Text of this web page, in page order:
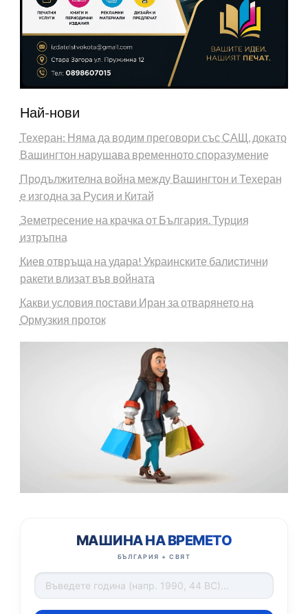
Най-нови
Техеран: Няма да водим преговори със САЩ, докато
Вашингтон нарушава временното споразумение
Продължителна война между Вашингтон и Техеран
е изгодна за Русия и Китай
Земетресение на крачка от България. Турция
изтръпна
Киев отвръща на удара! Украинските балистични
ракети влизат във войната
Какви условия постави Иран за отварянето на
Ормузкия проток
МАШИНА НА ВРЕМЕТО
БЪЛГАРИЯ + СВЯТ